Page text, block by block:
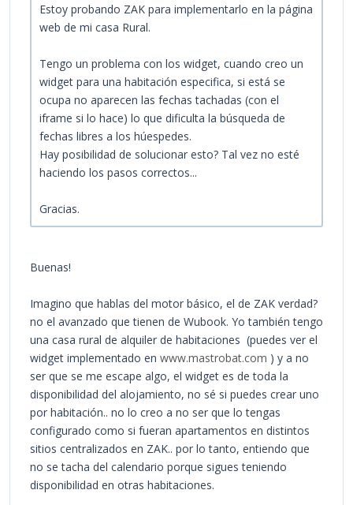
Estoy probando ZAK para implementarlo en la página
web de mi casa Rural.
Tengo un problema con los widget, cuando creo un
widget para una habitación especifica, si está se
ocupa no aparecen las fechas tachadas (con el
iframe si lo hace) lo que dificulta la búsqueda de
fechas libres a los húespedes.
Hay posibilidad de solucionar esto? Tal vez no esté
haciendo los pasos correctos...
Gracias.
Buenas!
Imagino que hablas del motor básico, el de ZAK verdad?
no el avanzado que tienen de Wubook. Yo también tengo
una casa rural de alquiler de habitaciones (puedes ver el
widget implementado en www.mastrobat.com ) y a no
ser que se me escape algo, el widget es de toda la
disponibilidad del alojamiento, no sé si puedes crear uno
por habitación.. no lo creo a no ser que lo tengas
configurado como si fueran apartamentos en distintos
sitios centralizados en ZAK.. por lo tanto, entiendo que
no se tacha del calendario porque sigues teniendo
disponibilidad en otras habitaciones.